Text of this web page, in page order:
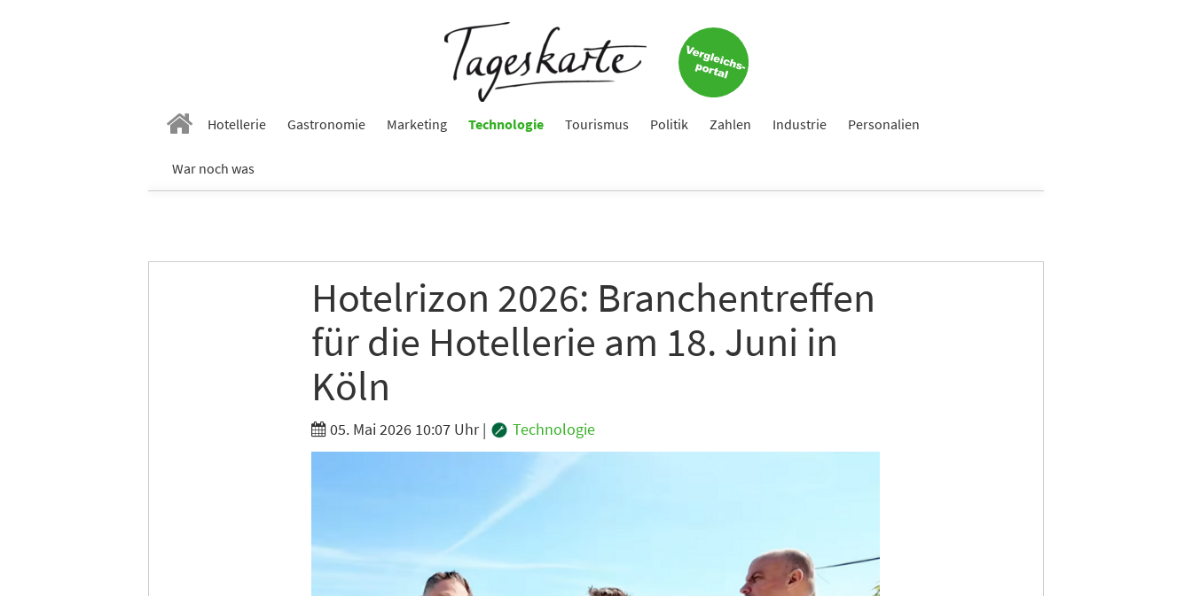
Hotellerie Gastronomie Marketing Technologie Tourismus Politik Zahlen Industrie Personalien
War noch was
Hotelrizon 2026: Branchentreffen
für die Hotellerie am 18. Juni in
Köln
05. Mai 2026 10:07 Uhr| Technologie